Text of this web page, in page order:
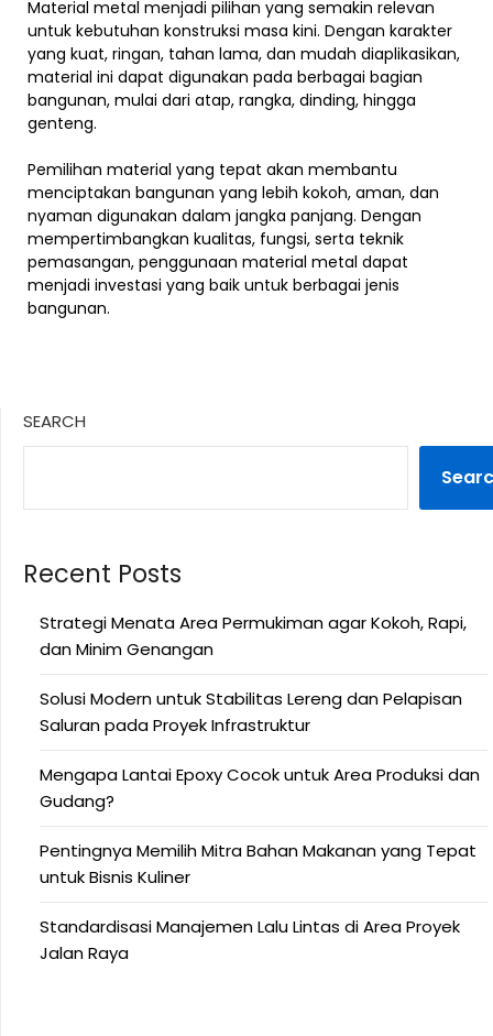
Material metal menjadi pilihan yang semakin relevan
untuk kebutuhan konstruksi masa kini. Dengan karakter
yang kuat, ringan, tahan lama, dan mudah diaplikasikan,
material ini dapat digunakan pada berbagai bagian
bangunan, mulai dari atap, rangka, dinding, hingga
genteng.
Pemilihan material yang tepat akan membantu
menciptakan bangunan yang lebih kokoh, aman, dan
nyaman digunakan dalam jangka panjang. Dengan
mempertimbangkan kualitas, fungsi, serta teknik
pemasangan, penggunaan material metal dapat
menjadi investasi yang baik untuk berbagai jenis
bangunan.
SEARCH
Recent Posts
Strategi Menata Area Permukiman agar Kokoh, Rapi,
dan Minim Genangan
Solusi Modern untuk Stabilitas Lereng dan Pelapisan
Saluran pada Proyek Infrastruktur
Mengapa Lantai Epoxy Cocok untuk Area Produksi dan
Gudang?
Pentingnya Memilih Mitra Bahan Makanan yang Tepat
untuk Bisnis Kuliner
Standardisasi Manajemen Lalu Lintas di Area Proyek
Jalan Raya